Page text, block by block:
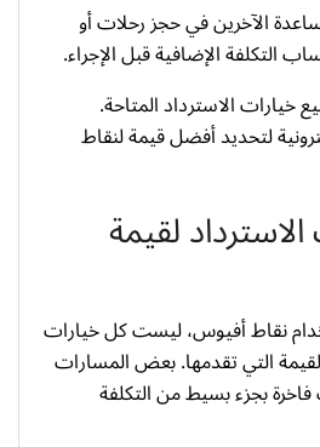
الآخرين في حجز رحلات أو
التكلفة الإضافية قبل الإجراء.
خيارات الاسترداد المتاحة.
لتحديد أفضل قيمة لنقاط
لقيمة
نقاط أفيوس، ليست كل خيارات
التي تقدمها. بعض المسارات
بجزء بسيط من التكلفة